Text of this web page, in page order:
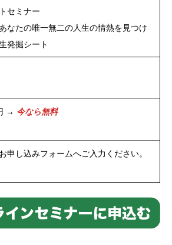
セミナー
あなたの唯一無二の人生の情熱を見つけ
発掘シート
→ 今なら無料
申し込みフォームへご入力ください。